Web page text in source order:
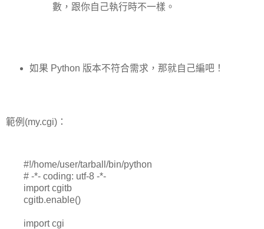
數，跟你自己執行時不一樣。
如果 Python 版本不符合需求，那就自己編吧！
範例(my.cgi)：
#!/home/user/tarball/bin/python
# -*- coding: utf-8 -*-
import cgitb
cgitb.enable()
import cgi